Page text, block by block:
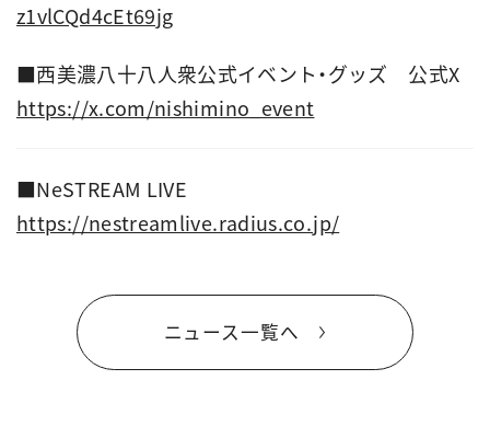
z1vlCQd4cEt69jg
■西美濃八十八人衆公式イベント・グッズ 公式X
https://x.com/nishimino_event
■NeSTREAM LIVE
https://nestreamlive.radius.co.jp/
ニュース一覧へ